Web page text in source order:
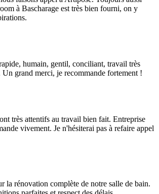
à Bascharage est très bien fourni, on y
humain, gentil, conciliant, travail très
grand merci, je recommande fortement !
très attentifs au travail bien fait. Entreprise
vivement. Je n'hésiterai pas à refaire appel
la rénovation complète de notre salle de bain.